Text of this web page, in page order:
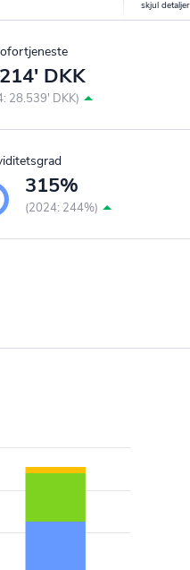
DKK
28.539' DKK)
315%
(2024: 244%)